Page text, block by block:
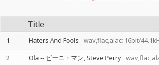
Title
1 Haters And Fools wav,flac,alac: 16bit/
2
Ola -- ビーニ・マン Steve Perry